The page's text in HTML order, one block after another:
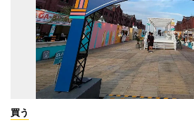
買う